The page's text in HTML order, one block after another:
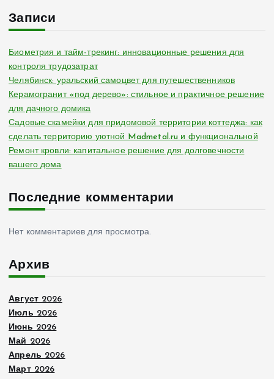
Записи
Биометрия и тайм-трекинг: инновационные решения для
контроля трудозатрат
Челябинск: уральский самоцвет для путешественников
Керамогранит «под дерево»: стильное и практичное решение
для дачного домика
Садовые скамейки для придомовой территории коттеджа: как
сделать территорию уютной Madmetal.ru и функциональной
Ремонт кровли: капитальное решение для долговечности
вашего дома
Последние комментарии
Нет комментариев для просмотра.
Архив
Август 2026
Июль 2026
Июнь 2026
Май 2026
Апрель 2026
Март 2026